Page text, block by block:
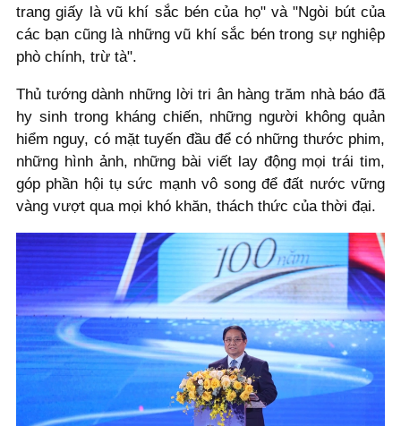
trang giấy là vũ khí sắc bén của họ" và "Ngòi bút của
các bạn cũng là những vũ khí sắc bén trong sự nghiệp
phò chính, trừ tà".
Thủ tướng dành những lời tri ân hàng trăm nhà báo đã
hy sinh trong kháng chiến, những người không quản
hiểm nguy, có mặt tuyến đầu để có những thước phim,
những hình ảnh, những bài viết lay động mọi trái tim,
góp phần hội tụ sức mạnh vô song để đất nước vững
vàng vượt qua mọi khó khăn, thách thức của thời đại.